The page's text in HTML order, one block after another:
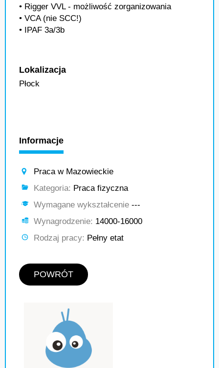
• Rigger VVL - możliwość zorganizowania
• VCA (nie SCC!)
• IPAF 3a/3b
Lokalizacja
Płock
Informacje
Praca w Mazowieckie
Kategoria: Praca fizyczna
Wymagane wykształcenie ---
Wynagrodzenie: 14000-16000
Rodzaj pracy: Pełny etat
POWRÓT